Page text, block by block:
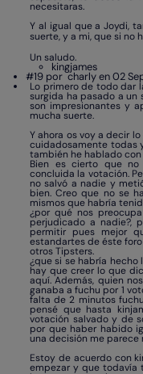
necesitaras.
Y al igual que a Joydi,
suerte, y a mi, que si no
Un saludo.
kingjames
#19 porcharly en 02
Lo primero de todo dar
surgida ha pasado a un
son impresionantes y
mucha suerte.
Y ahora os voy a decir
cuidadosamente todas
también he hablado con
Bien es cierto que
concluida la votación.
no salvó a nadie y
bien. Creo que no se
mismos que habría
¿por qué nos
perjudicado a nadie?,
permitir pues mejor
estandartes de éste
otros Tipsters.
¿que si se habría hecho
hay que creer lo que
aquí. Además, quien
ganaba a fuchu por 1
falta de 2 minutos
pensé que hasta
votación salvado y de
por que haber habido
una decisión me parece
Estoy de acuerdo con
empezar y que todavía